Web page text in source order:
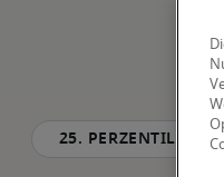
25. Perzentil